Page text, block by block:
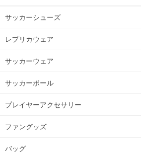
サッカーシューズ
レプリカウェア
サッカーウェア
サッカーボール
プレイヤーアクセサリー
ファングッズ
バッグ